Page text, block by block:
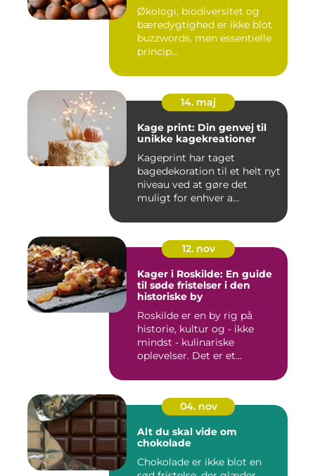
Økologi, biodiversitet og
bæredygtighed er ikke blot
buzzwords, men essentielle
princip...
14. maj
Kage print: Din genvej til
unikke kagekreationer
Kageprint har taget
bagedekoration til et helt nyt
niveau ved at gøre det
muligt for enhver a...
12. nov
Kager i Roskilde: En guide
til søde fristelser i den
historiske by
Roskilde er en by rig på
historie, kultur og - ikke
mindst - kulinariske
oplevelser. Det er et...
04. nov
Alt du skal vide om
chokolade
Chokolade er ikke blot en